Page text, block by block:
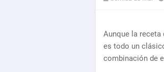
Aunque la
es todo un
combinación de